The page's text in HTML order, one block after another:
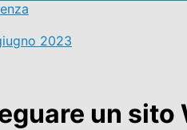
2023
un sito